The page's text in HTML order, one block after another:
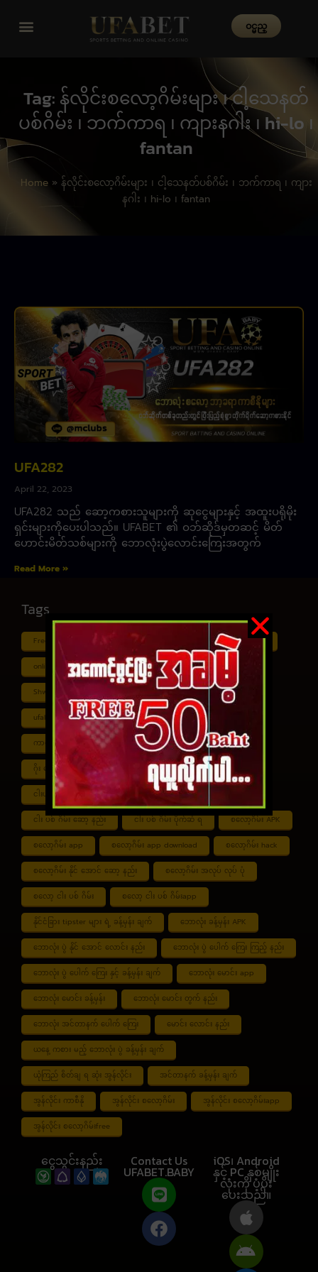
၀င္မည္
Tag: န်လိုင်းစလော့ဂိမ်းများ ၊ ငါ့သေနတ်
ပစ်ဂိမ်း ၊ ဘက်ကာရ ၊ ကျားနဂါး ၊ hi-lo ၊
fantan
Home» န်လိုင်းစလော့ဂိမ်းများ ၊ ငါ့သေနတ်ပစ်ဂိမ်း ၊ ဘက်ကာရ ၊ ကျား
နဂါး ၊ hi-lo ၊ fantan
UFA282
April 22, 2023
UFA282 သည် ဆော့ကစားသူများကို ဆုငွေများနှင့် အထူးပရိုမိုး
ရှင်းများကိုပေးပါသည်။ UFABET ၏ ဝဘ်ဆိုဒ်မှတဆင့် မိတ်
ဟောင်းမိတ်သစ်များကို ဘောလုံးပွဲလောင်းကြေးအတွက်
Read More »
Tags
Free ငါး ပစ် ဂိမ်း Myanmar ကာစီနို Online ငါး ဂိမ်း apk
online ငါး ပစ် ဂိမ်းapp Shan Koe Mee ငါး ပစ် ဂိမ်း
Shwe ကာစီနို APK ufabet888
ufabet เข้าสู่ระบบ ကာစီနို app ကာစီနို ဂိမ်း
ကာစီနို ငါး ပစ် ဂိမ်း ကာစီနို စလော့ဂိမ်း ကျွဲ စလော့ဂိမ်း
ဂိုး ပေါင်း လောင်း နည်း ငါး ဂိမ်း ငွေ အကောင် ဆုံး
ငါးပစ်ဂိမ်း App download ငါး ပစ် ဂိမ်း link
ငါး ပစ် ဂိမ်း ဆော့ နည်း ငါး ပစ် ဂိမ်း ပိုက်ဆံ ရ စလော့ဂိမ်း APK
စလော့ဂိမ်း app စလော့ဂိမ်း app download စလော့ဂိမ်း hack
စလော့ဂိမ်း နိုင် အောင် ဆော့ နည်း စလော့ဂိမ်း အလုပ် လုပ် ပုံ
စလော့ ငါး ပစ် ဂိမ်း စလော့ ငါး ပစ် ဂိမ်းapp
နိုင်ငံခြား tipster များ ရဲ့ ခန့်မှန်း ချက် ဘောလုံး ခန့်မှန်း APK
ဘောလုံး ပွဲ နိုင် အောင် လောင်း နည်း ဘောလုံး ပွဲ ပေါက် ကြေး ကြည့် နည်း
ဘောလုံး ပွဲ ပေါက် ကြေး နှင့် ခန့်မှန်း ချက် ဘောလုံး မောင်း app
ဘောလုံး မောင်း ခန့်မှန်း ဘောလုံး မောင်း တွက် နည်း
ဘောလုံး အင်တာနက် ပေါက် ကြေး မောင်း လောင်း နည်း
ယနေ့ ကစား မည့် ဘောလုံး ပွဲ ခန့်မှန်း ချက်
ယုံကြည် စိတ်ချ ရ ဆုံး အွန်လိုင်း အင်တာနက် ခန့်မှန်း ချက်
အွန်လိုင်း ကာစီနို အွန်လိုင်း စလော့ဂိမ်း အွန်လိုင်း စလော့ဂိမ်းapp
အွန်လိုင်း စလော့ဂိမ်းfree
ငွေသွင်းနည်း Contact Us
UFABET.BABY
iOS၊ Android
နှင့် PC နှစ်မျိုး
လုံးကို ပံ့ပိုး
ပေးသည်။